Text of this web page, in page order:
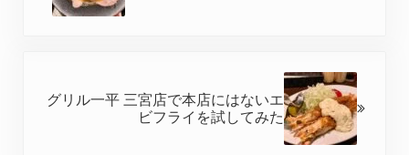
グリル一平 三宮店で本店にはないエ
ビフライを試してみた